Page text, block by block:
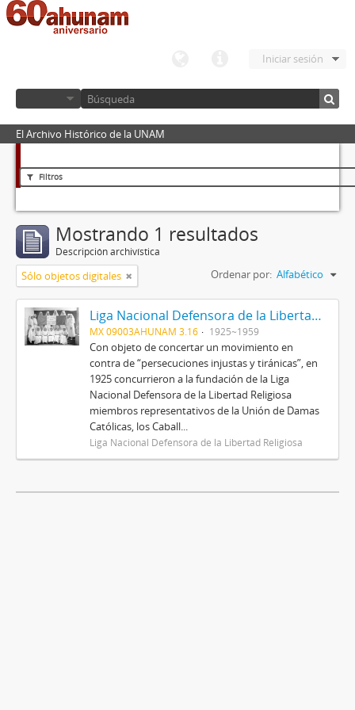
Iniciar sesión
El Archivo Histórico de la UNAM
Filtros
Mostrando 1 resultados
Descripción archivística
Sólo objetos digitales Ordenar por: Alfabético
Liga Nacional Defensora de la Libertad Religiosa
MX 09003AHUNAM 3.16 1925~1959
Con objeto de concertar un movimiento en
contra de “persecuciones injustas y tiránicas”, en
1925 concurrieron a la fundación de la Liga
Nacional Defensora de la Libertad Religiosa
miembros representativos de la Unión de Damas
Católicas, los Caball...
Liga Nacional Defensora de la Libertad Religiosa